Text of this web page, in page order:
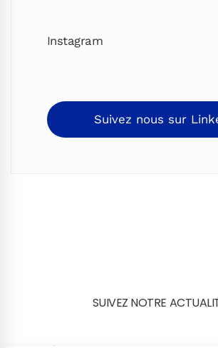
Instagram
Suivez nous sur
SUIVEZ NOTRE